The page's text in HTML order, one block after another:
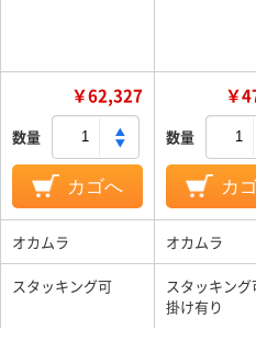
￥62,327
数量
カゴへ
￥
数量
カ
オカムラ オカムラ
スタッキング可
スタッキング
掛け有り